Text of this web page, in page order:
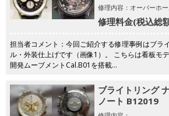
修理内容：オーバーホ
修理料金(税込総
担当者コメント：今回ご紹介する修理事例はブラ
ル・外装仕上げです（画像1）。 こちらは看板モ
開発ムーブメントCal.B01を搭載…
ブライトリング
ノート B12019